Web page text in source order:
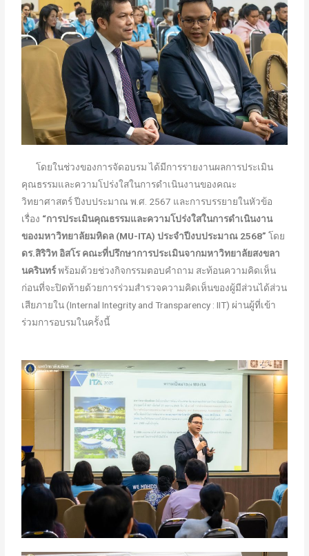
โดยในช่วงของการจัดอบรม ได้มีการรายงานผลการประเมิน
คุณธรรมและความโปร่งใสในการดำเนินงานของคณะ
วิทยาศาสตร์ ปีงบประมาณ พ.ศ. 2567 และการบรรยายในหัวข้อ
เรื่อง “การประเมินคุณธรรมและความโปร่งใสในการดำเนินงาน
ของมหาวิทยาลัยมหิดล (MU-ITA) ประจำปีงบประมาณ 2568” โดย
ดร.สิริวิท อิสโร คณะที่ปรึกษาการประเมินจากมหาวิทยาลัยสงขลา
นครินทร์พร้อมด้วยช่วงกิจกรรมตอบคำถาม สะท้อนความคิดเห็น
ก่อนที่จะปิดท้ายด้วยการร่วมสำรวจความคิดเห็นของผู้มีส่วนได้ส่วน
เสียภายใน (Internal Integrity and Transparency : IIT) ผ่านผู้ที่เข้า
ร่วมการอบรมในครั้งนี้